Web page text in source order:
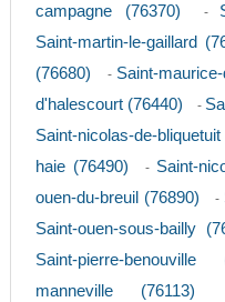
campagne (76370)
-
Saint-martin-le-gaillard
(76680)
- Saint-
d'halescourt (76440)
-
Saint-nicolas-de-
haie (76490)
- Saint-
ouen-du-breuil (76890)
-
Saint-ouen-sous-bailly
Saint-pierre-benouville
manneville (76113)